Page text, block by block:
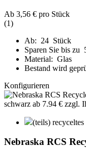
Ab 3,56 € pro Stück
(1)
Ab: 24 Stück
Sparen Sie bis zu
Material: Glas
Bestand wird
Konfigurieren
(teils)
Nebraska RCS